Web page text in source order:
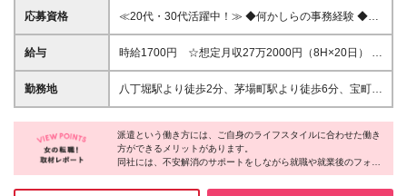
応募資格
≪20代・30代活躍中！≫ ◆何かしらの事務経験 ◆電
話での顧客対応経験 ◆ExcelもしくはGoogleスプレッ
ドシートの実務使用経験 ※ブランクがある方やこれま
ください！ ※ご経歴をなるべく詳細に記載いただける
と、面談までがスムーズです！
給与
時給1700円 ☆想定月収27万2000円（8H×20日） ※
交通費全額支給 ※在宅日数に応じて、在宅勤務手当あ
り
勤務地
八丁堀駅より徒歩2分、茅場町駅より徒歩6分、宝町駅
より徒歩8分 ▼服装：私服（髪色、髪型、ネイル、ア
クセサリーも自由） ▼働き方：在宅勤務 ※基本就業
初日のみ出社、それ以降在宅勤務になります。 ▼受
動喫煙対策：屋内禁煙
派遣という働き方には、ご自身のライフスタイルに合わせた働き
方ができるメリットがあります。
同社には、不安解消のサポートをしながら就職や就業後のフォロ
ーを担当するコーディネーターがいるそう。
派遣先には言いにくいような要望から、小さな不安までしっかり